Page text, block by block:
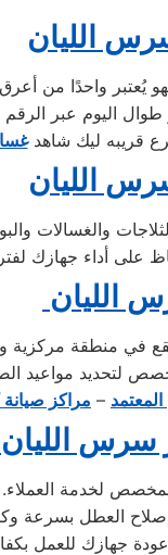
الليان
واحدًا من أعرق
قريبه ليك شاهد
الليان
الليان
في منطقة مركزية
– مراكز صيانة
سرس الليان
لخدمة العملاء.
العطل بسرعة